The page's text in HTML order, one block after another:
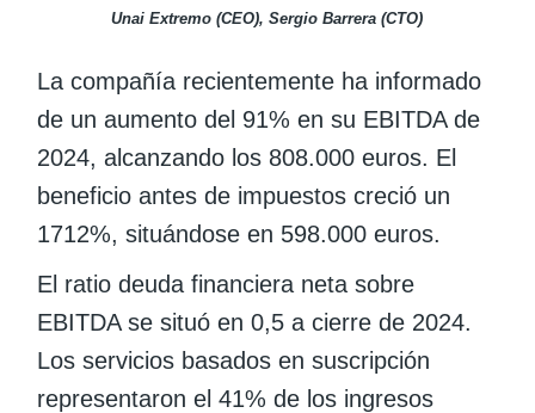
Unai Extremo (CEO), Sergio Barrera (CTO)
La compañía recientemente ha informado
de un aumento del 91% en su EBITDA de
2024, alcanzando los 808.000 euros. El
beneficio antes de impuestos creció un
1712%, situándose en 598.000 euros.
El ratio deuda financiera neta sobre
EBITDA se situó en 0,5 a cierre de 2024.
Los servicios basados en suscripción
representaron el 41% de los ingresos